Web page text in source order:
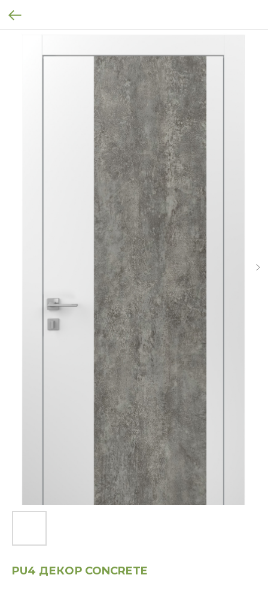
PU4 ДЕКОР CONCRETE